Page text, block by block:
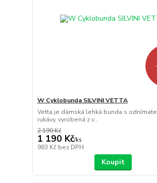
W Cyklobunda SILVINI VETTA
Vetta je dámská lehká bunda s
rukávy, vyrobená z v...
2 190 Kč
1 190 Kč/ks
983 Kč bez DPH
Koupit